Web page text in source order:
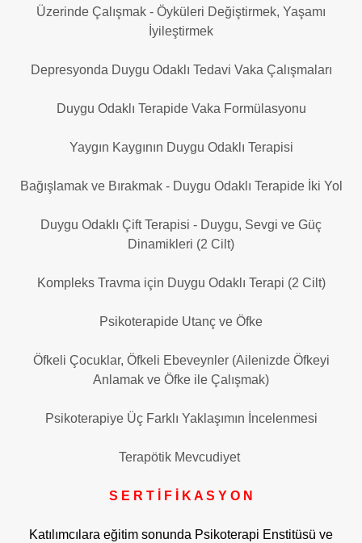
Üzerinde Çalışmak - Öyküleri Değiştirmek, Yaşamı
İyileştirmek
Depresyonda Duygu Odaklı Tedavi Vaka Çalışmaları
Duygu Odaklı Terapide Vaka Formülasyonu
Yaygın Kaygının Duygu Odaklı Terapisi
Bağışlamak ve Bırakmak - Duygu Odaklı Terapide İki Yol
Duygu Odaklı Çift Terapisi - Duygu, Sevgi ve Güç
Dinamikleri (2 Cilt)
Kompleks Travma için Duygu Odaklı Terapi (2 Cilt)
Psikoterapide Utanç ve Öfke
Öfkeli Çocuklar, Öfkeli Ebeveynler (Ailenizde Öfkeyi
Anlamak ve Öfke ile Çalışmak)
Psikoterapiye Üç Farklı Yaklaşımın İncelenmesi
Terapötik Mevcudiyet
S E R T İ F İ K A S Y O N
Katılımcılara eğitim sonunda Psikoterapi Enstitüsü ve